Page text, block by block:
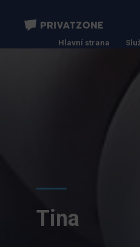
Hlavní strana
Tina